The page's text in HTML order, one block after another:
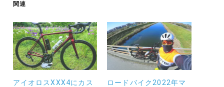
中…
関連
アイオロスXXX4にカス
ロードバイク2022年マ